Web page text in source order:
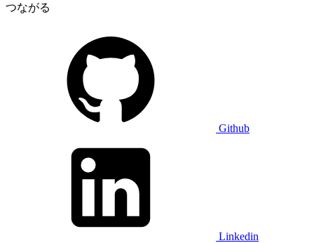
つながる
Github
Linkedin